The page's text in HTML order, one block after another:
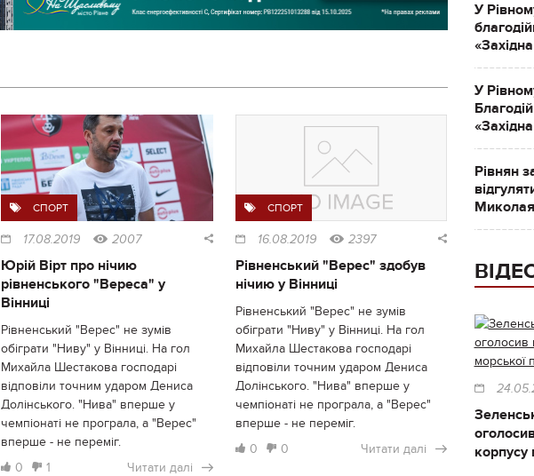
СПОРТ
17.08.2019 2007
Юрій Вірт про нічию
рівненського "Вереса" у
Вінниці
Рівненський "Верес" не зумів
обіграти "Ниву" у Вінниці. На гол
Михайла Шестакова господарі
відповіли точним ударом Дениса
Долінського. "Нива" вперше у
чемпіонаті не програла, а "Верес"
вперше - не переміг.
0
1 Читати далі
СПОРТ
16.08.2019 2397
Рівненський "Верес" здобув
нічию у Вінниці
Рівненський "Верес" не зумів
обіграти "Ниву" у Вінниці. На гол
Михайла Шестакова господарі
відповіли точним ударом Дениса
Долінського. "Нива" вперше у
чемпіонаті не програла, а "Верес"
вперше - не переміг.
0
0 Читати далі
У
У
Рівнян
корпусу